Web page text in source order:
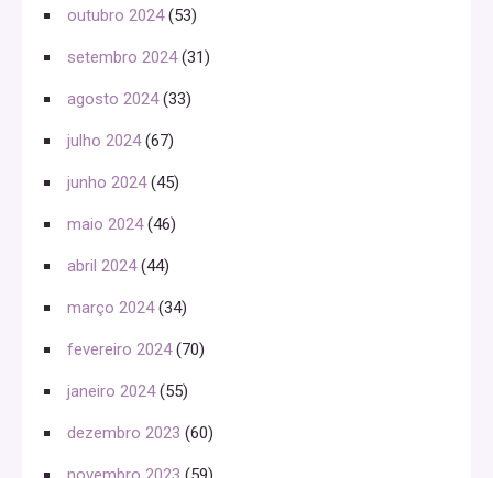
outubro 2024(53)
setembro 2024(31)
agosto 2024(33)
julho 2024(67)
junho 2024(45)
maio 2024(46)
abril 2024(44)
março 2024(34)
fevereiro 2024(70)
janeiro 2024(55)
dezembro 2023 (60)